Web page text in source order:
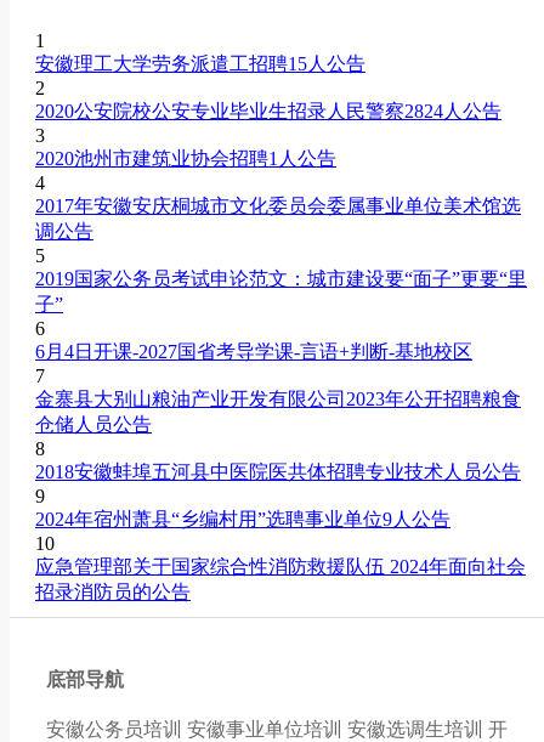
1
安徽理工大学劳务派遣工招聘15人公告
2
2020公安院校公安专业毕业生招录人民警察2824人公告
3
2020池州市建筑业协会招聘1人公告
4
2017年安徽安庆桐城市文化委员会委属事业单位美术馆选
调公告
5
2019国家公务员考试申论范文：城市建设要“面子”更要“里
子”
6
6月4日开课-2027国省考导学课-言语+判断-基地校区
7
金寨县大别山粮油产业开发有限公司2023年公开招聘粮食
仓储人员公告
8
2018安徽蚌埠五河县中医院医共体招聘专业技术人员公告
9
2024年宿州萧县“乡编村用”选聘事业单位9人公告
10
应急管理部关于国家综合性消防救援队伍 2024年面向社会
招录消防员的公告
底部导航
安徽公务员培训 安徽事业单位培训 安徽选调生培训 开